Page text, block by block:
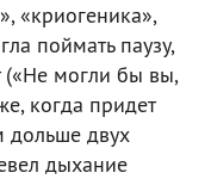
«криогеника»,
поймать паузу,
(«Не могли бы вы,
когда придет
дольше двух
дыхание